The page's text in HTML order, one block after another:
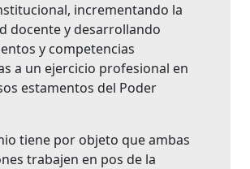
incrementando la
docente y desarrollando
y competencias
a un ejercicio profesional en
estamentos del Poder
tiene por objeto que ambas
trabajen en pos de la